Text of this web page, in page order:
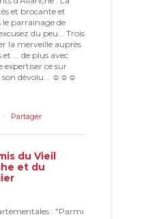
et brocante et
le parrainage de
du peu... Trois
la merveille auprès
... de plus avec
expertiser ce sur
son dévolu... ☺☺☺
· Partager
du Vieil
et du
: "Parmi